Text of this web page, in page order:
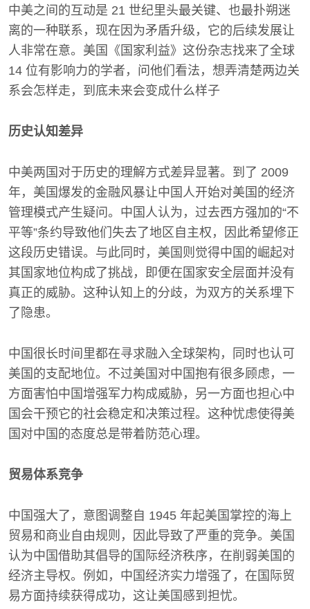
中美之间的互动是 21 世纪里头最关键、也最扑朔迷
离的一种联系，现在因为矛盾升级，它的后续发展让
人非常在意。美国《国家利益》这份杂志找来了全球
14 位有影响力的学者，问他们看法，想弄清楚两边关
系会怎样走，到底未来会变成什么样子
历史认知差异
中美两国对于历史的理解方式差异显著。到了 2009
年，美国爆发的金融风暴让中国人开始对美国的经济
管理模式产生疑问。中国人认为，过去西方强加的“不
平等”条约导致他们失去了地区自主权，因此希望修正
这段历史错误。与此同时，美国则觉得中国的崛起对
其国家地位构成了挑战，即便在国家安全层面并没有
真正的威胁。这种认知上的分歧，为双方的关系埋下
了隐患。
中国很长时间里都在寻求融入全球架构，同时也认可
美国的支配地位。不过美国对中国抱有很多顾虑，一
方面害怕中国增强军力构成威胁，另一方面也担心中
国会干预它的社会稳定和决策过程。这种忧虑使得美
国对中国的态度总是带着防范心理。
贸易体系竞争
中国强大了，意图调整自 1945 年起美国掌控的海上
贸易和商业自由规则，因此导致了严重的竞争。美国
认为中国借助其倡导的国际经济秩序，在削弱美国的
经济主导权。例如，中国经济实力增强了，在国际贸
易方面持续获得成功，这让美国感到担忧。